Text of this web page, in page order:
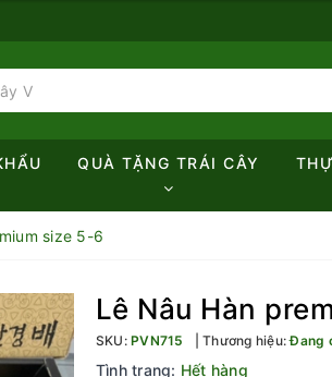
QUÀ TẶNG TRÁI CÂY
size 5-6
Lê Nâu Hàn
SKU: PVN715 Thương hiệu:Đang
Tình trạng: Hết hàng